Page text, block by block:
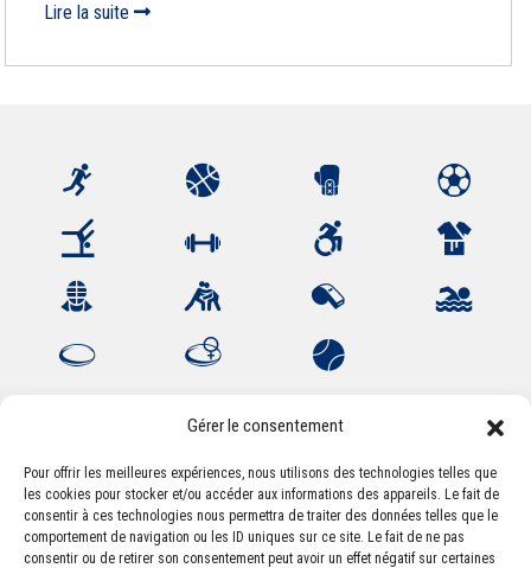
Gérer le consentement
Pour offrir les meilleures expériences, nous utilisons des technologies telles que
les cookies pour stocker et/ou accéder aux informations des appareils. Le fait de
consentir à ces technologies nous permettra de traiter des données telles que le
comportement de navigation ou les ID uniques sur ce site. Le fait de ne pas
consentir ou de retirer son consentement peut avoir un effet négatif sur certaines
Lire la suite
Association Sportive Montferrandaise
84, boulevard Léon Jouhaux
CS 80221 - 63021 Clermont-Ferrand Cedex 2